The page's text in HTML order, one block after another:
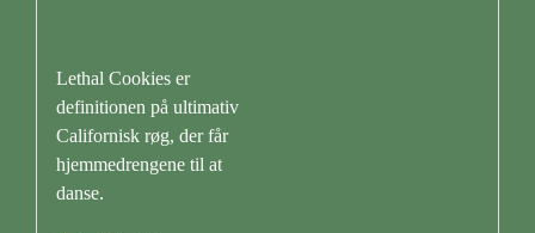
Lethal Cookies er
definitionen på ultimativ
Californisk røg, der får
hjemmedrengene til at
danse.